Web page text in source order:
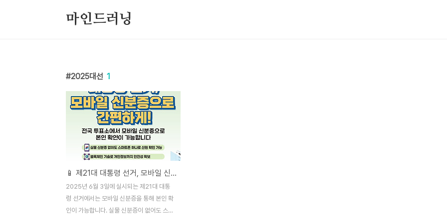
마인드러닝
2025대선 1
📱 제21대 대통령 선거, 모바일 신분증으로 간편하게 투표하자!
2025년 6월 3일에 실시되는 제21대 대통
령 선거에서는 모바일 신분증을 통해 본인 확
인이 가능합니다. 실물 신분증이 없어도 스마